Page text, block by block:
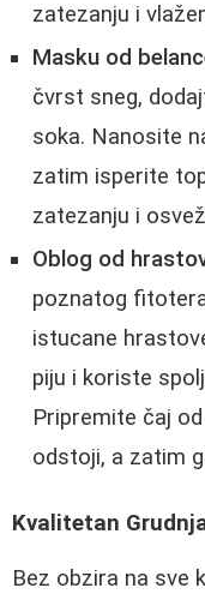
zatezanju i
Masku od
čvrst sneg,
soka. Nanosite
zatim isperite
zatezanju i
Oblog od
poznatog
istucane
piju i koriste
Pripremite čaj
odstoji, a zatim
Kvalitetan
Bez obzira na sve